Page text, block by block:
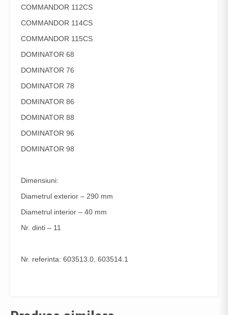
COMMANDOR 112CS
COMMANDOR 114CS
COMMANDOR 115CS
DOMINATOR 68
DOMINATOR 76
DOMINATOR 78
DOMINATOR 86
DOMINATOR 88
DOMINATOR 96
DOMINATOR 98
Dimensiuni:
Diametrul exterior – 290 mm
Diametrul interior – 40 mm
Nr. dinti – 11
Nr. referinta: 603513.0, 603514.1